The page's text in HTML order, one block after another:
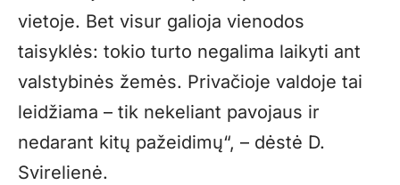
vietoje. Bet visur galioja vienodos
taisyklės: tokio turto negalima laikyti ant
valstybinės žemės. Privačioje valdoje tai
leidžiama – tik nekeliant pavojaus ir
nedarant kitų pažeidimų“, – dėstė D.
Svirelienė.